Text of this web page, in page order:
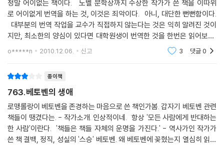
정말 어이없는 책이다. 노벨 문학상까지 수상한 작가가 쓴 책을 이따위
로 어이없게 번역을 하는 것, 이것은 죄악이다. 아니, 대단한 뻔뻔함이다.
대부분의 번역 작업을 교수가 직접하지 않는다는 것은 익히 알려진 것이
지만, 최소한의 양심이 있다면 대학원생이 번역한 것을 한번은 읽어보는,
감수라는 작업 정도는 해야 하는 것 아닌가. 그것조차 하기 싫다면, 제대
o*****n 2010.12.06. 신고 3 댓글0
종이책
763.베토벤의 생애
로맹롤랑이 베토벤을 존경하는 마음으로 쓴 책인가봄. 갑자기 베토벤 관련
책들이 땡겼다는. - 작가소개. 인상적이네. 항상 '모든 사람에게 반대하는
한 사람'이란다. '책들은 책들 자체의 운명을 가진다.' - 역사가인 작가가
쓴 책 결백, 정직, 성실의 '스승' 베토벤. 왜 베토벤에 꽂혔는지 열심히 읽어